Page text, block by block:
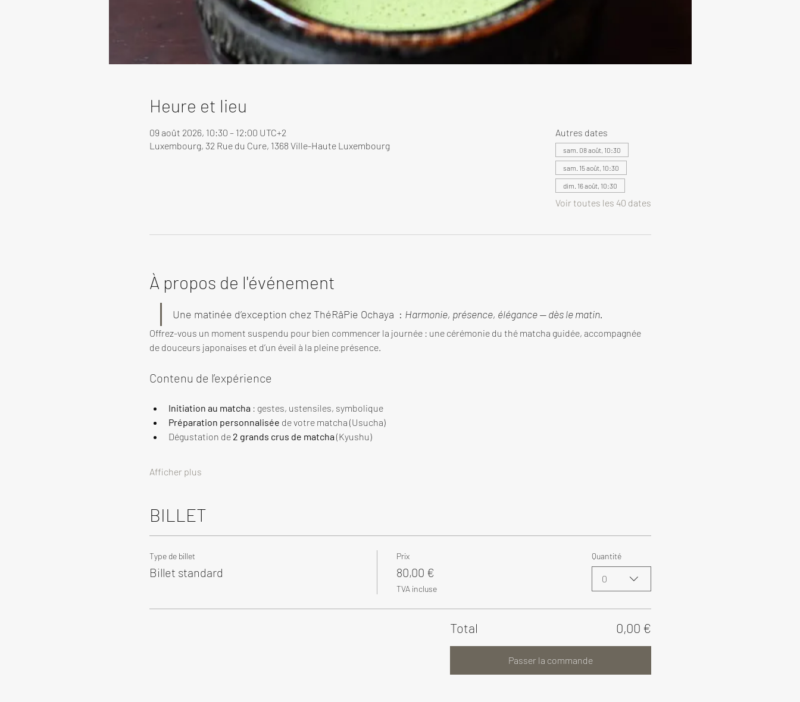
Heure et lieu
09 août 2026, 10:30 – 12:00 UTC+2
Luxembourg, 32 Rue du Cure, 1368 Ville-Haute Luxembourg
Autres dates
sam. 08 août, 10:30
sam. 15 août, 10:30
dim. 16 août, 10:30
Voir toutes les 40 dates
À propos de l'événement
Une matinée d’exception chez ThéRâPie Ochaya  : Harmonie, présence, élégance — dès le matin.
Offrez-vous un moment suspendu pour bien commencer la journée : une cérémonie du thé matcha guidée, accompagnée
de douceurs japonaises et d’un éveil à la pleine présence.
Contenu de l’expérience
Initiation au matcha : gestes, ustensiles, symbolique
Préparation personnalisée de votre matcha (Usucha)
Dégustation de 2 grands crus de matcha (Kyushu)
Afficher plus
BILLET
Type de billet
Billet standard
Prix
80,00 €
TVA incluse
Quantité
0
Total 0,00 €
Passer la commande